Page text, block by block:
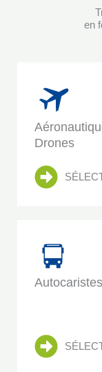
en
Drones
Autocaristes